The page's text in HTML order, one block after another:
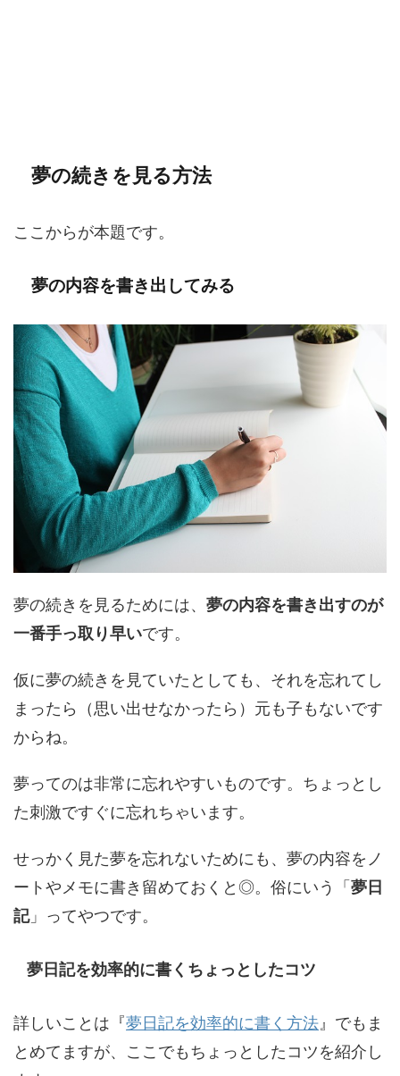
夢の続きを見る方法
ここからが本題です。
夢の内容を書き出してみる
夢の続きを見るためには、 夢の内容を書き出すのが
一番手っ取り早いです。
仮に夢の続きを見ていたとしても、それを忘れてし
まったら（思い出せなかったら）元も子もないです
からね。
夢ってのは非常に忘れやすいものです。ちょっとし
た刺激ですぐに忘れちゃいます。
せっかく見た夢を忘れないためにも、夢の内容をノ
ートやメモに書き留めておくと◎。俗にいう「夢日
記」ってやつです。
夢日記を効率的に書くちょっとしたコツ
詳しいことは『夢日記を効率的に書く方法 』でもま
とめてますが、ここでもちょっとしたコツを紹介し